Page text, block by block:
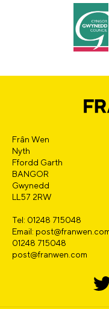
Frân Wen
Nyth
Ffordd Garth
BANGOR
Gwynedd
LL57 2RW
Tel: 01248 715048
Email:
01248 715048
post@franwen.com